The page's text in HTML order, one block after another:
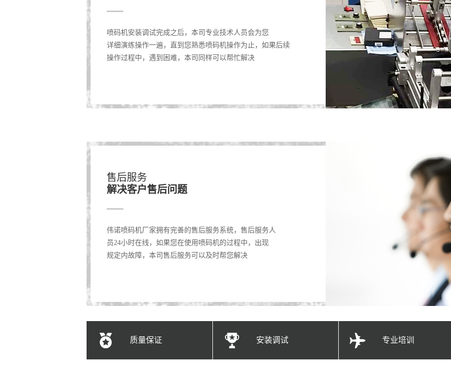
喷码机安装调试完成之后，本司专业技术人员会为您
详细演练操作一遍，直到您熟悉喷码机操作为止，如果后续
操作过程中，遇到困难，本司同样可以帮忙解决
售后服务
解决客户售后问题
伟诺喷码机厂家拥有完善的售后服务系统，售后服务人
员24小时在线，如果您在使用喷码机的过程中，出现
规定内故障，本司售后服务可以及时帮您解决
质量保证 安装调试 专业培训